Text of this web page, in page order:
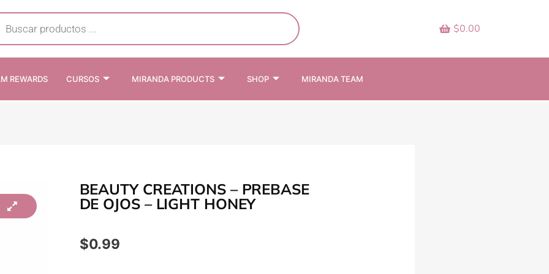
$0.00
REWARDS CURSOS MIRANDA PRODUCTS SHOP MIRANDA TEAM
BEAUTY CREATIONS – PREBASE
DE OJOS – LIGHT HONEY
$0.99